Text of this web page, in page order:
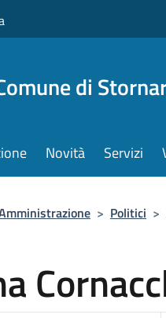
di
Novità Servizi
> Politici >